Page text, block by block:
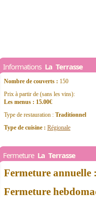
Informations La Terrasse
Nombre de couverts : 150
Prix à partir de (sans les vins):
Les menus : 15.00€
Type de restauration : Traditionnel
Type de cuisine : Régionale
Fermeture La Terrasse
Fermeture annuelle
Fermeture